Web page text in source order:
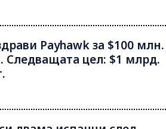
Payhawk за $100 млн.
Следващата цел: $1 млрд.